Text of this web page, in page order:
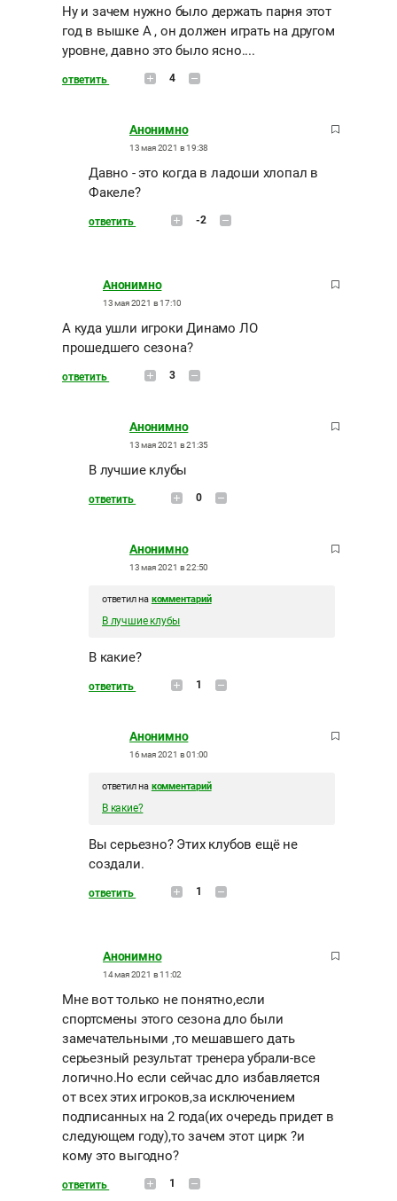
Ну и зачем нужно было держать парня этот
год в вышке А , он должен играть на другом
уровне, давно это было ясно....
ответить 4
Анонимно
13 мая 2021 в 19:38
Давно - это когда в ладоши хлопал в
Факеле?
ответить -2
Анонимно
13 мая 2021 в 17:10
А куда ушли игроки Динамо ЛО
прошедшего сезона?
ответить 3
Анонимно
13 мая 2021 в 21:35
В лучшие клубы
ответить 0
Анонимно
13 мая 2021 в 22:50
ответил на комментарий
В лучшие клубы
В какие?
ответить 1
Анонимно
16 мая 2021 в 01:00
ответил на комментарий
В какие?
Вы серьезно? Этих клубов ещё не
создали.
ответить 1
Анонимно
14 мая 2021 в 11:02
Мне вот только не понятно,если
спортсмены этого сезона дло были
замечательными ,то мешавшего дать
серьезный результат тренера убрали-все
логично.Но если сейчас дло избавляется
от всех этих игроков,за исключением
подписанных на 2 года(их очередь придет в
следующем году),то зачем этот цирк ?и
кому это выгодно?
ответить 1